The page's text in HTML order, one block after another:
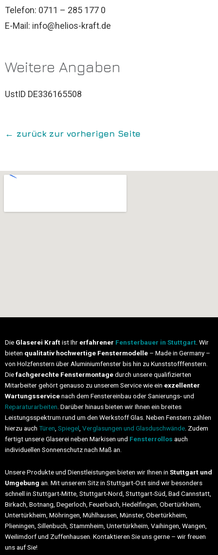
Telefon: 0711 – 285 177 0
E-Mail: info@helios-kraft.de
Weitere Angaben
UstID DE336165508
← zurück zur vorherigen Seite
Die Glaserei Kraftist Ihr erfahrener Fensterbauer in Stuttgart . Wir
bieten qualitativ hochwertige Fenstermodelle – Made in Germany –
von Holzfenstern über Aluminiumfenster bis hin zu Kunststofffenstern.
Diefachgerechte Fenstermontagedurch unsere qualifizierten
Mitarbeiter gehört genauso zu unserem Service wie ein exzellenter
Wartungsservicenach dem Fenstereinbau oder Sanierungs- und
Reparaturarbeiten . Darüber hinaus bieten wir Ihnen ein breites
Leistungsspektrum rund um den Werkstoff Glas. Neben Fenstern zählen
hierzu auch Türen Spiegel Verglasungen und Glasduschwände . Zudem
fertigt unsere Glaserei neben Markisen und Fensterrollos auch
individuellen Sonnenschutz nach Maß an.
Unsere Produkte und Dienstleistungen bieten wir Ihnen in Stuttgart und
Umgebung an. Mit unserem Sitz in Stuttgart-Ost sind wir besonders
schnell in Stuttgart-Mitte, Stuttgart-Nord, Stuttgart-Süd, Bad Cannstatt,
Birkach, Botnang, Degerloch, Feuerbach, Hedelfingen, Obertürkheim,
Untertürkheim, Möhringen, Mühlhausen, Münster, Obertürkheim,
Plieningen, Sillenbuch, Stammheim, Untertürkheim, Vaihingen, Wangen,
Weilimdorf und Zuffenhausen. Kontaktieren Sie uns gerne – wir freuen
uns auf Sie!